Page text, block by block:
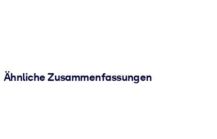
Ähnliche Zusammenfassungen